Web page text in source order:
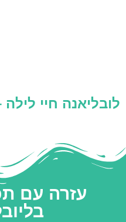
לובליאנה חיי
עזרה עם